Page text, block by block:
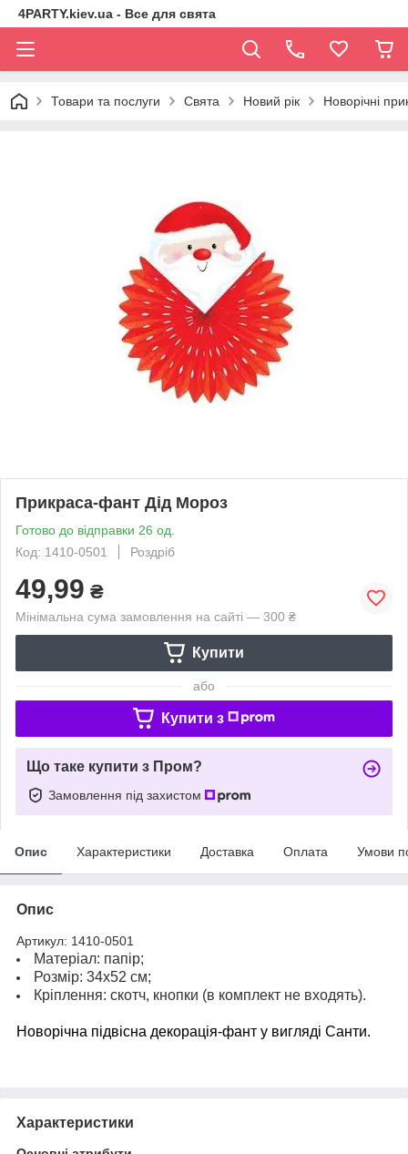
4PARTY.kiev.ua - Все для свята
Товари та послуги Свята Новий рік Новорічні
Прикраса-фант Дід Мороз
Готово до відправки 26 од.
Код: 1410-0501
Роздріб
49,99 ₴
Мінімальна сума замовлення на сайті — 300 ₴
Купити
або
Купити з
Що таке купити з Пром?
Замовлення під захистом
Опис Характеристики Доставка Оплата Умови
Опис
Артикул: 1410-0501
Матеріал: папір;
Розмір: 34х52 см;
Кріплення: скотч, кнопки (в комплект не входять).
Новорічна підвісна декорація-фант у вигляді Санти.
Характеристики